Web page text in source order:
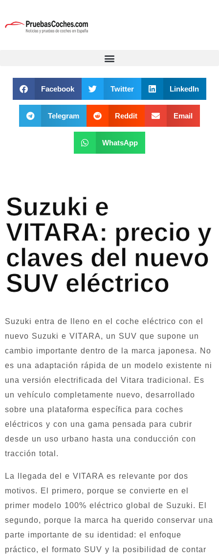
Facebook Twitter LinkedIn
Telegram Reddit Email
WhatsApp
Suzuki e
VITARA: precio y
claves del nuevo
SUV eléctrico
Suzuki entra de lleno en el coche eléctrico con el
nuevo Suzuki e VITARA, un SUV que supone un
cambio importante dentro de la marca japonesa. No
es una adaptación rápida de un modelo existente ni
una versión electrificada del Vitara tradicional. Es
un vehículo completamente nuevo, desarrollado
sobre una plataforma específica para coches
eléctricos y con una gama pensada para cubrir
desde un uso urbano hasta una conducción con
tracción total.
La llegada del e VITARA es relevante por dos
motivos. El primero, porque se convierte en el
primer modelo 100% eléctrico global de Suzuki. El
segundo, porque la marca ha querido conservar una
parte importante de su identidad: el enfoque
práctico, el formato SUV y la posibilidad de contar